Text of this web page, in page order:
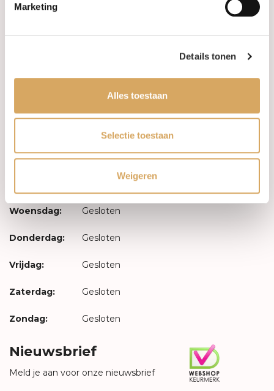
Marketing
Details tonen
Alles toestaan
Selectie toestaan
Weigeren
Maandag: Gesloten
Woensdag: Gesloten
Donderdag: Gesloten
Vrijdag: Gesloten
Zaterdag: Gesloten
Zondag: Gesloten
Nieuwsbrief
Meld je aan voor onze nieuwsbrief